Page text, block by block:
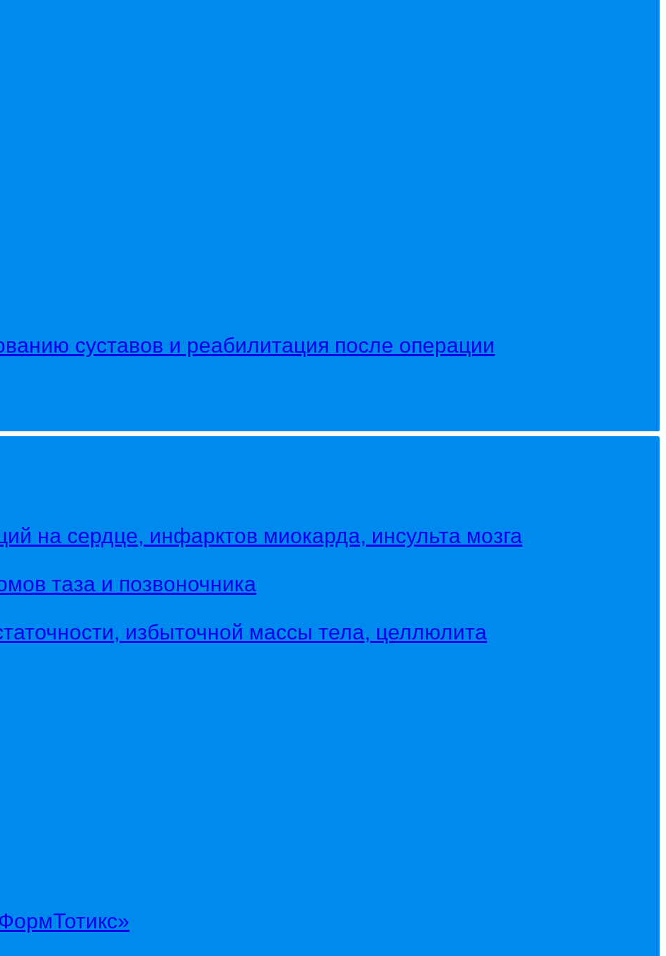
суставов и реабилитация после операции
на сердце, инфарктов миокарда, инсульта мозга
таза и позвоночника
избыточной массы тела, целлюлита